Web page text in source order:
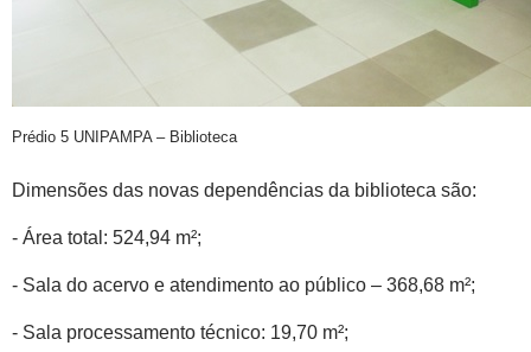
Prédio 5 UNIPAMPA – Biblioteca
Dimensões das novas dependências da biblioteca são:
- Área total: 524,94 m²;
- Sala do acervo e atendimento ao público – 368,68 m²;
- Sala processamento técnico: 19,70 m²;